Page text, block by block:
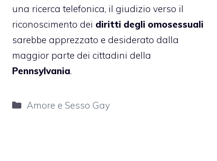
una ricerca telefonica, il giudizio verso il
riconoscimento dei diritti degli omosessuali
sarebbe apprezzato e desiderato dalla
maggior parte dei cittadini della
Pennsylvania.
Categorie
Amore e Sesso Gay